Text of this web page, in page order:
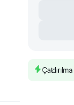
Çatdırılma